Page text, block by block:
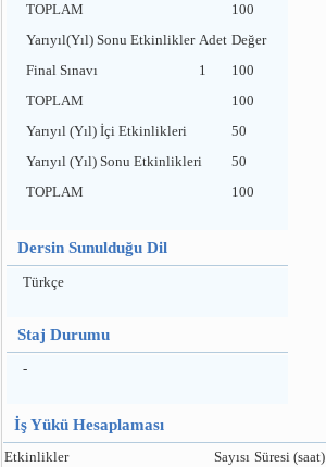
TOPLAM
100
Yarıyıl(Yıl) Sonu Etkinlikler Adet Değer
Final Sınavı
1
100
TOPLAM
100
Yarıyıl (Yıl) İçi Etkinlikleri
50
Yarıyıl (Yıl) Sonu Etkinlikleri
50
TOPLAM
100
Dersin Sunulduğu Dil
Türkçe
Staj Durumu
-
İş Yükü Hesaplaması
Etkinlikler Sayısı Süresi (saat)